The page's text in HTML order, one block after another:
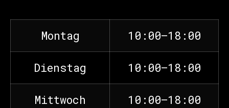
Montag 10:00–18:00
Dienstag 10:00–18:00
Mittwoch 10:00–18:00